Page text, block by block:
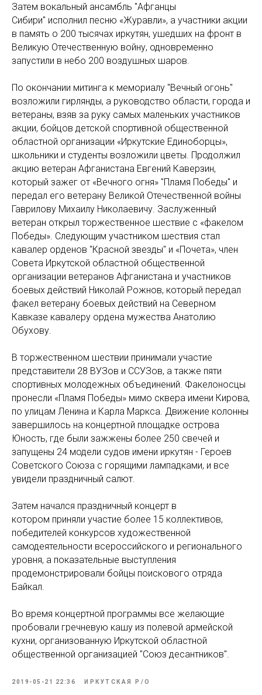
Затем вокальный ансамбль "Афганцы
Сибири" исполнил песню «Журавли», а участники акции
в память о 200 тысячах иркутян, ушедших на фронт в
Великую Отечественную войну, одновременно
запустили в небо 200 воздушных шаров.
По окончании митинга к мемориалу "Вечный огонь"
возложили гирлянды, а руководство области, города и
ветераны, взяв за руку самых маленьких участников
акции, бойцов детской спортивной общественной
областной организации «Иркутские Единоборцы»,
школьники и студенты возложили цветы. Продолжил
акцию ветеран Афганистана Евгений Каверзин,
который зажег от «Вечного огня» "Пламя Победы" и
передал его ветерану Великой Отечественной войны
Гаврилову Михаилу Николаевичу. Заслуженный
ветеран открыл торжественное шествие с «факелом
Победы». Следующим участником шествия стал
кавалер орденов "Красной звезды" и «Почета», член
Совета Иркутской областной общественной
организации ветеранов Афганистана и участников
боевых действий Николай Рожнов, который передал
факел ветерану боевых действий на Северном
Кавказе кавалеру ордена мужества Анатолию
Обухову.
В торжественном шествии принимали участие
представители 28 ВУЗов и ССУЗов, а также пяти
спортивных молодежных объединений. Факелоносцы
пронесли «Пламя Победы» мимо сквера имени Кирова,
по улицам Ленина и Карла Маркса. Движение колонны
завершилось на концертной площадке острова
Юность, где были зажжены более 250 свечей и
запущены 24 модели судов имени иркутян - Героев
Советского Союза с горящими лампадками, и все
увидели праздничный салют.
Затем начался праздничный концерт в
котором приняли участие более 15 коллективов,
победителей конкурсов художественной
самодеятельности всероссийского и регионального
уровня, а показательные выступления
продемонстрировали бойцы поискового отряда
Байкал.
Во время концертной программы все желающие
пробовали гречневую кашу из полевой армейской
кухни, организованную Иркутской областной
общественной организацией "Союз десантников".
2019-05-21 22:36 ИРКУТСКАЯ P/O